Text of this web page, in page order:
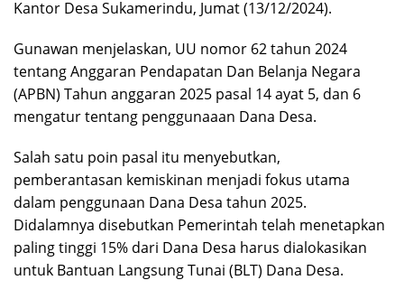
Kantor Desa Sukamerindu, Jumat (13/12/2024).
Gunawan menjelaskan, UU nomor 62 tahun 2024
tentang Anggaran Pendapatan Dan Belanja Negara
(APBN) Tahun anggaran 2025 pasal 14 ayat 5, dan 6
mengatur tentang penggunaaan Dana Desa.
Salah satu poin pasal itu menyebutkan,
pemberantasan kemiskinan menjadi fokus utama
dalam penggunaan Dana Desa tahun 2025.
Didalamnya disebutkan Pemerintah telah menetapkan
paling tinggi 15% dari Dana Desa harus dialokasikan
untuk Bantuan Langsung Tunai (BLT) Dana Desa.